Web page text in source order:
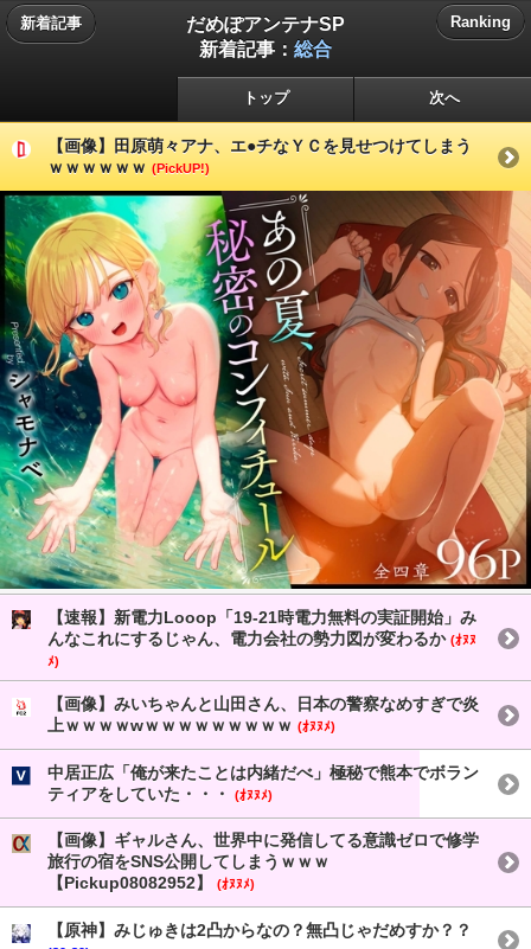
新着記事
だめぽアンテナSP
新着記事： 総合
Ranking
トップ 次へ
【画像】田原萌々アナ、エ●チなＹＣを見せつけてしまう
ｗｗｗｗｗｗ (PickUP!)
【速報】新電力Looop「19-21時電力無料の実証開始」み
んなこれにするじゃん、電力会社の勢力図が変わるか (ｵﾇﾇ
ﾒ)
【画像】みいちゃんと山田さん、日本の警察なめすぎで炎
上ｗｗｗｗwｗｗｗｗｗｗｗｗｗ (ｵﾇﾇﾒ)
中居正広「俺が来たことは内緒だべ」極秘で熊本でボラン
ティアをしていた・・・
(ｵﾇﾇﾒ)
【画像】ギャルさん、世界中に発信してる意識ゼロで修学
旅行の宿をSNS公開してしまうｗｗｗ
【Pickup08082952】
(ｵﾇﾇﾒ)
【原神】みじゅきは2凸からなの？無凸じゃだめすか？？